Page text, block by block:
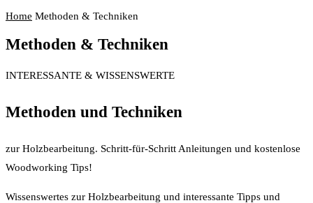
Home Methoden & Techniken
Methoden & Techniken
INTERESSANTE & WISSENSWERTE
Methoden und Techniken
zur Holzbearbeitung. Schritt-für-Schritt Anleitungen und kostenlose
Woodworking Tips!
Wissenswertes zur Holzbearbeitung und interessante Tipps und